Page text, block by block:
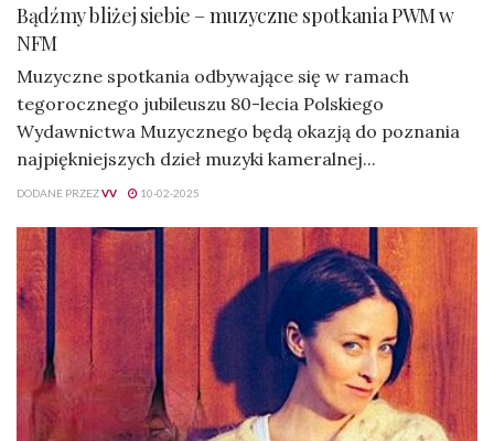
Bądźmy bliżej siebie – muzyczne spotkania PWM w
NFM
Muzyczne spotkania odbywające się w ramach
tegorocznego jubileuszu 80-lecia Polskiego
Wydawnictwa Muzycznego będą okazją do poznania
najpiękniejszych dzieł muzyki kameralnej...
DODANE PRZEZVV 10-02-2025